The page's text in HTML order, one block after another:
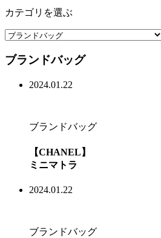
カテゴリを選ぶ
ブランドバッグ
2024.01.22
ブランドバッグ
【CHANEL】
ミニマトラ
2024.01.22
ブランドバッグ